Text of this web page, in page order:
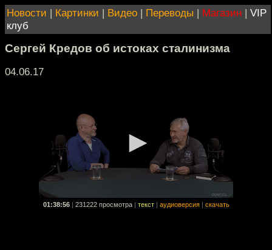
Новости | Картинки | Видео | Переводы | Магазин | VIP
клуб
Сергей Кредов об истоках сталинизма
04.06.17
01:38:56 231222 просмотра текст аудиоверсия скачать